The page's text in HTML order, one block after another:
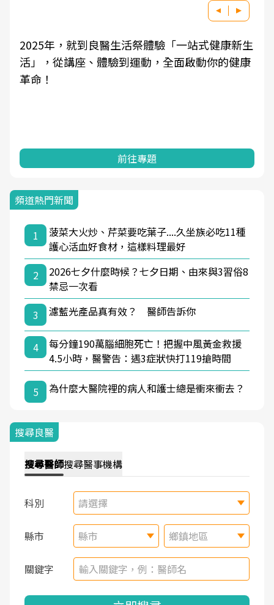
2025年，就到良醫生活祭體驗「一站式健康新生
活」，從講座、體驗到運動，全面啟動你的健康
革命！
前往專題
頻道熱門新聞
1
菠菜大火炒、芹菜要吃葉子....久坐族必吃11種
護心活血好食材，這樣料理最好
2
2026七夕什麼時候？七夕日期、由來與3習俗8
禁忌一次看
3
濾藍光產品真有效？ 醫師告訴你
4
每分鐘190萬腦細胞死亡！把握中風黃金救援
4.5小時，醫警告：遇3症狀快打119搶時間
5 為什麼大醫院裡的病人和護士總是衝來衝去？
搜尋良醫
搜尋醫師搜尋醫事機構
科別 請選擇
縣市 縣市 鄉鎮地區
關鍵字